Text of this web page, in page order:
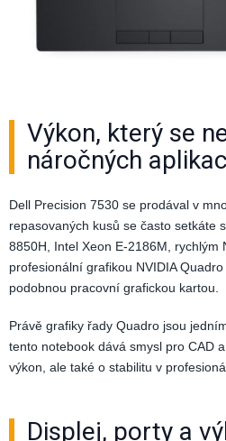
Výkon, který se
náročných
Dell Precision 7530 se prodával v
repasovaných kusů se často setkáte
8850H, Intel Xeon E-2186M, rychlým
profesionální grafikou NVIDIA
podobnou pracovní grafickou kartou.
Právě grafiky řady Quadro jsou
tento notebook dává smysl pro CAD
výkon, ale také o stabilitu v
Displej, porty a